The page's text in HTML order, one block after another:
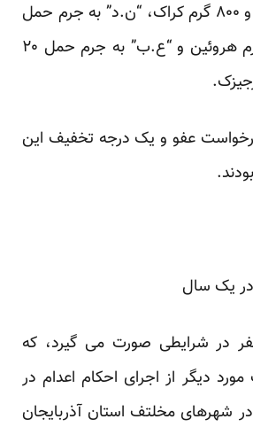
جرم حمل پنج کیلو و ۸۰۰ گرم کراک، “ن.د” به جرم حمل
چهار کیلو و ۶۷۰ گرم هروئین و “ع.ب” به جرم حمل ۲۰
عفو و یک درجه تخفیف این
در شرایطی صورت می گیرد، که
دیگر از اجرای احکام اعدام در
در شهرهای مخلتف استان آذربایجان